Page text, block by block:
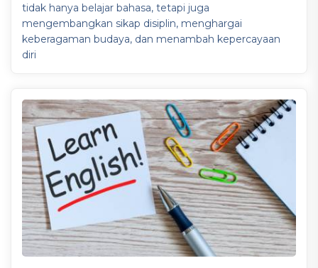
tidak hanya belajar bahasa, tetapi juga
mengembangkan sikap disiplin, menghargai
keberagaman budaya, dan menambah kepercayaan
diri